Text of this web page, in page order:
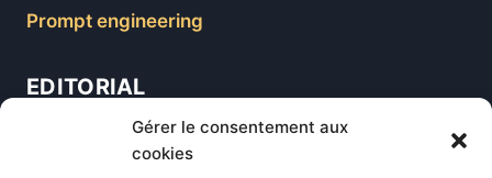
Gérer le consentement aux
cookies
Prompt engineering
EDITORIAL